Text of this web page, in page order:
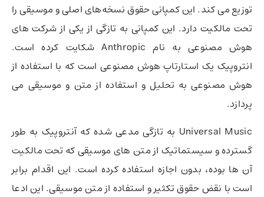
توزیع می کند. این کمپانی حقوق نسخه‌های اصلی و موسیقی را
تحت مالکیت دارد. این کمپانی به تازگی از یکی از شرکت های
هوش مصنوعی به نام Anthropic شکایت کرده است.
انتروپیک یک استارتاپ هوش مصنوعی است که با استفاده از
هوش مصنوعی به تحلیل و استفاده از متن و موسیقی می
پردازد.
Universal Music به تازگی مدعی شده که آنتروپیک به طور
گسترده و سیستماتیک از متن های موسیقی که تحت مالکیت
آن ها بوده، بدون اجازه استفاده کرده است. این اقدام برابر
است با نقض حقوق تکثیر و استفاده از متن موسیقی. این ادعا